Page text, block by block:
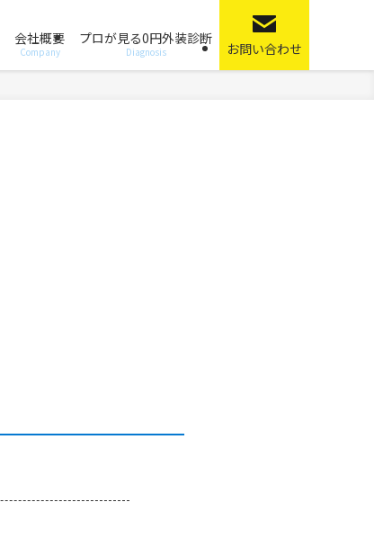
会社概要
Company
プロが見る0円外装診断
Diagnosis お問い合わせ